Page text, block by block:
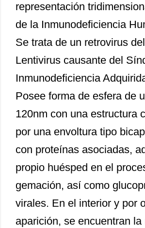
representación
de la Inmunodeficiencia
Se trata de un retrovirus
Lentivirus causante del
Inmunodeficiencia
Posee forma de esfera de
120nm con una estructura
por una envoltura tipo
con proteínas asociadas,
propio huésped en el
gemación, así como
virales. En el interior y por
aparición, se encuentran la